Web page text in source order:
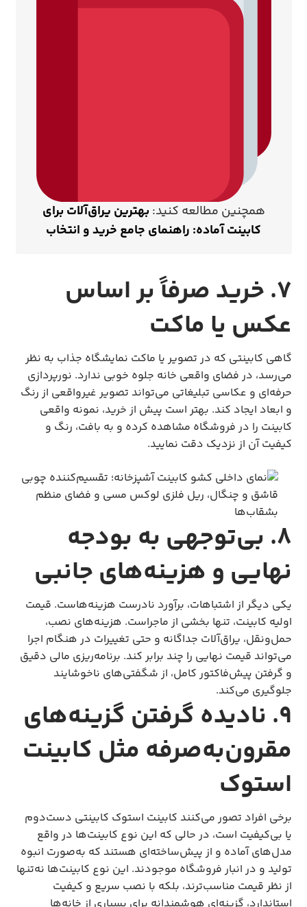
همچنین مطالعه کنید: بهترین یراق‌آلات برای
کابینت آماده: راهنمای جامع خرید و انتخاب
۷. خرید صرفاً بر اساس
عکس یا ماکت
گاهی کابینتی که در تصویر یا ماکت نمایشگاه جذاب به نظر
می‌رسد، در فضای واقعی خانه جلوه خوبی ندارد. نورپردازی
حرفه‌ای و عکاسی تبلیغاتی می‌تواند تصویر غیرواقعی از رنگ
و ابعاد ایجاد کند. بهتر است پیش از خرید، نمونه واقعی
کابینت را در فروشگاه مشاهده کرده و به بافت، رنگ و
کیفیت آن از نزدیک دقت نمایید.
۸. بی‌توجهی به بودجه
نهایی و هزینه‌های جانبی
یکی دیگر از اشتباهات، برآورد نادرست هزینه‌هاست. قیمت
اولیه کابینت، تنها بخشی از ماجراست. هزینه‌های نصب،
حمل‌ونقل، یراق‌آلات جداگانه و حتی تغییرات در هنگام اجرا
می‌تواند قیمت نهایی را چند برابر کند. برنامه‌ریزی مالی دقیق
و گرفتن پیش‌فاکتور کامل، از شگفتی‌های ناخوشایند
جلوگیری می‌کند.
۹. نادیده گرفتن گزینه‌های
مقرون‌به‌صرفه مثل کابینت
استوک
برخی افراد تصور می‌کنند کابینت استوک کابینتی دست‌دوم
یا بی‌کیفیت است، در حالی که این نوع کابینت‌ها در واقع
مدل‌های آماده و از پیش‌ساخته‌ای هستند که به‌صورت انبوه
تولید و در انبار فروشگاه موجودند. این نوع کابینت‌ها نه‌تنها
از نظر قیمت مناسب‌ترند، بلکه با نصب سریع و کیفیت